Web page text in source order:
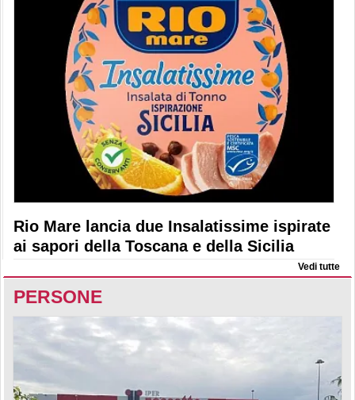
Rio Mare lancia due Insalatissime ispirate
ai sapori della Toscana e della Sicilia
Vedi tutte
PERSONE